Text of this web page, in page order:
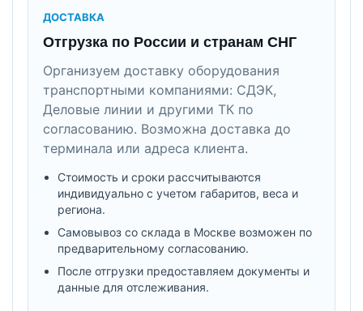
ДОСТАВКА
Отгрузка по России и странам СНГ
Организуем доставку оборудования
транспортными компаниями: СДЭК,
Деловые линии и другими ТК по
согласованию. Возможна доставка до
терминала или адреса клиента.
Стоимость и сроки рассчитываются
индивидуально с учетом габаритов, веса и
региона.
Самовывоз со склада в Москве возможен по
предварительному согласованию.
После отгрузки предоставляем документы и
данные для отслеживания.